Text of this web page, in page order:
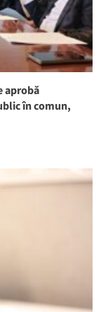
aprobă
în comun,